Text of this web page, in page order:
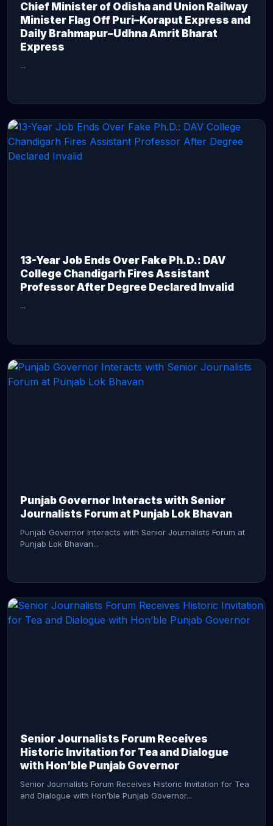
Chief Minister of Odisha and Union Railway
Minister Flag Off Puri–Koraput Express and
Daily Brahmapur–Udhna Amrit Bharat
Express
...
13-Year Job Ends Over Fake Ph.D.: DAV
College Chandigarh Fires Assistant
Professor After Degree Declared Invalid
...
Punjab Governor Interacts with Senior
Journalists Forum at Punjab Lok Bhavan
Punjab Governor Interacts with Senior Journalists Forum at
Punjab Lok Bhavan...
Senior Journalists Forum Receives
Historic Invitation for Tea and Dialogue
with Hon’ble Punjab Governor
Senior Journalists Forum Receives Historic Invitation for Tea
and Dialogue with Hon’ble Punjab Governor...